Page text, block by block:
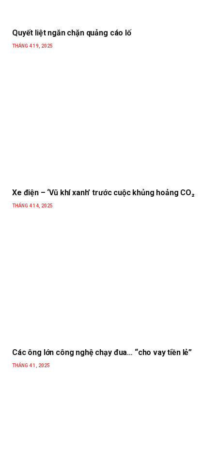
Quyết liệt ngăn chặn quảng cáo lố
THÁNG 4 19, 2025
Xe điện – ‘Vũ khí xanh’ trước cuộc khủng hoảng CO₂
THÁNG 4 14, 2025
Các ông lớn công nghệ chạy đua… “cho vay tiền lẻ”
THÁNG 4 1, 2025